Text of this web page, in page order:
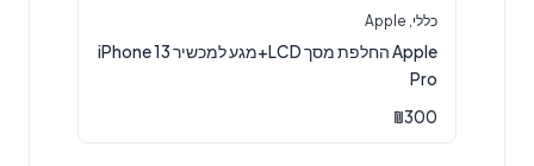
כללי Apple
Apple החלפת מסך LCD+מגע למכשיר iPhone 13
Pro
₪300